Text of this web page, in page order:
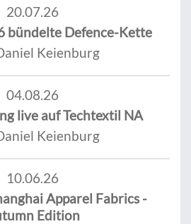
20.07.26
bündelte Defence-Kette
Keienburg
04.08.26
live auf Techtextil NA
Keienburg
10.06.26
Apparel Fabrics -
Edition